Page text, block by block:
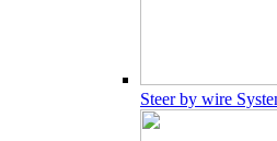
Steer by wire